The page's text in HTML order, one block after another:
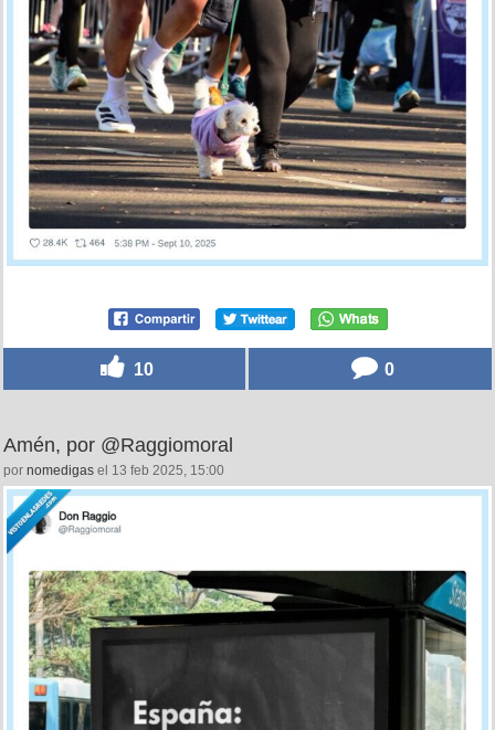
10 0
Amén, por @Raggiomoral
por nomedigas el 13 feb 2025, 15:00